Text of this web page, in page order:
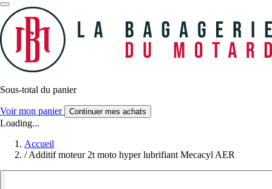
Sous-total du panier
Voir mon panier Continuer mes achats
Loading...
Accueil
/ Additif moteur 2t moto hyper lubrifiant Mecacyl AER